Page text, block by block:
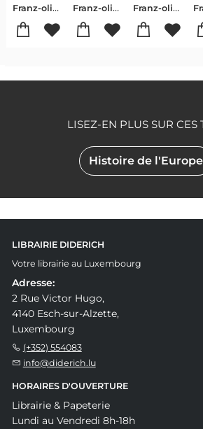
Franz-olivier Giesbert
Franz-olivier Giesbert
Franz-olivier Giesbert
Histoire de l'Europe
LISEZ-EN PLUS SUR CES
LIBRAIRIE DIDERICH
Votre librairie au Luxembourg
Adresse:
2 Rue Victor Hugo,
4140 Esch-sur-Alzette,
Luxembourg
(+352) 554083
info@diderich.lu
HORAIRES D'OUVERTURE
Librairie & Papeterie
Lundi au Vendredi 8h-18h